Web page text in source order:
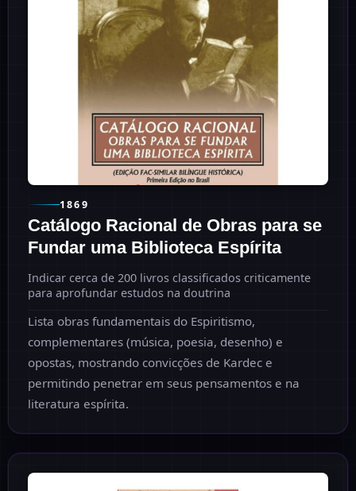
1869
Catálogo Racional de Obras para se
Fundar uma Biblioteca Espírita
Indicar cerca de 200 livros classificados criticamente
para aprofundar estudos na doutrina
Lista obras fundamentais do Espiritismo,
complementares (música, poesia, desenho) e
opostas, mostrando convicções de Kardec e
permitindo penetrar em seus pensamentos e na
literatura espírita.